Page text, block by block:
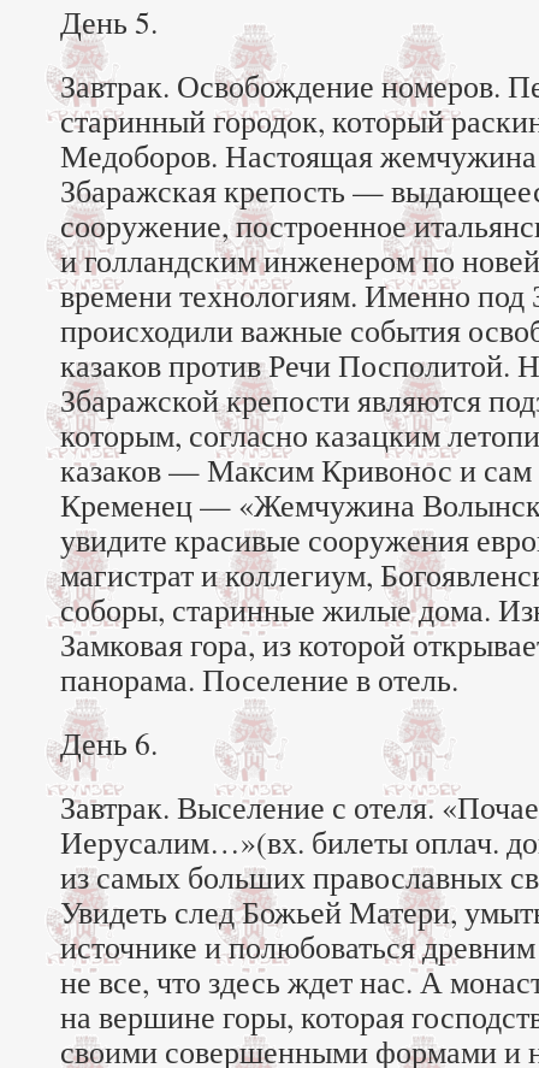
День 5.
Завтрак. Освобождение номеров.
старинный городок, который
Медоборов. Настоящая
Збаражская крепость —
сооружение, построенное
и голландским инженером по
времени технологиям. Именно под
происходили важные события
казаков против Речи Посполитой.
Збаражской крепости являются
которым, согласно казацким
казаков — Максим Кривонос и
Кременец — «Жемчужина
увидите красивые сооружения
магистрат и коллегиум,
соборы, старинные жилые дома.
Замковая гора, из которой
панорама. Поселение в отель.
День 6.
Завтрак. Выселение с отеля.
Иерусалим…»(вх. билеты оплач.
из самых больших православных
Увидеть след Божьей Матери,
источнике и полюбоваться
не все, что здесь ждет нас. А
на вершине горы, которая
своими совершенными формами и